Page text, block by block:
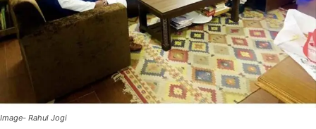
Image- Rahul Jogi